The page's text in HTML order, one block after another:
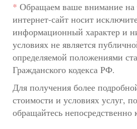
* Обращаем ваше внимание на
интернет-сайт носит
информационный характер и
условиях не является
определяемой положениями
Гражданского кодекса РФ.
Для получения более
стоимости и условиях услуг,
обращайтесь непосредственно